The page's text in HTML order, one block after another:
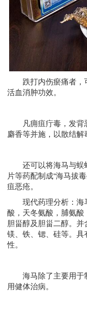
跌打内伤瘀痛者
活血消肿功效。
凡痈疽疔毒，发背
麝香等并施，以散结解
还可以将海马与
片等药配制成“海马拔
疽恶疮。
现代药理分析：
酸，天冬氨酸，脯氨酸
胆甾醇及胆甾二醇。并
镁、铁、锶、硅等。
性。
海马除了主要用
用健体治病。